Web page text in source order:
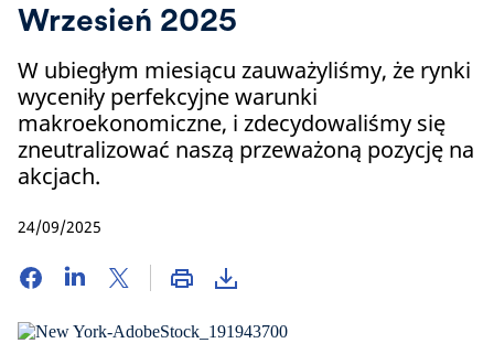
Wrzesień 2025
W ubiegłym miesiącu zauważyliśmy, że rynki
wyceniły perfekcyjne warunki
makroekonomiczne, i zdecydowaliśmy się
zneutralizować naszą przeważoną pozycję na
akcjach.
24/09/2025